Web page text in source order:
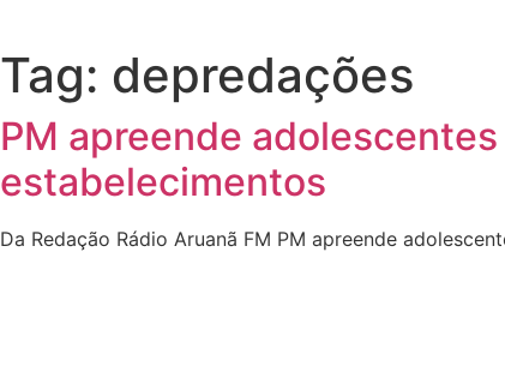
Tag: depredações
PM apreende
estabelecimentos
Da Redação Rádio Aruanã FM PM apreende